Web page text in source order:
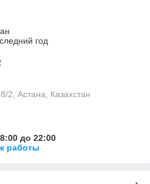
год
2, Астана, Казахстан
до 22:00
работы